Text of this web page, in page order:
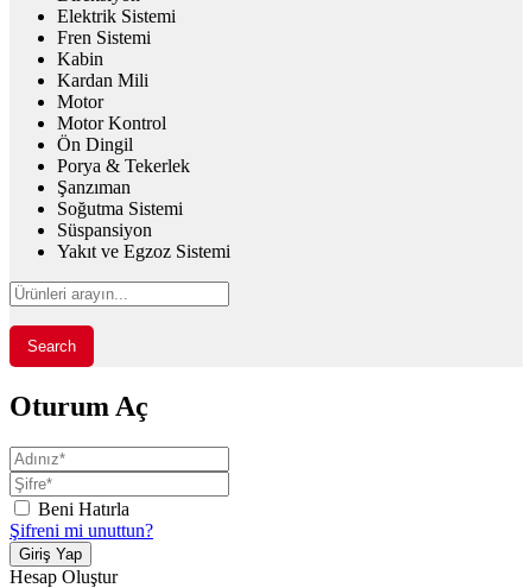
Elektrik Sistemi
Fren Sistemi
Kabin
Kardan Mili
Motor
Motor Kontrol
Ön Dingil
Porya & Tekerlek
Şanzıman
Soğutma Sistemi
Süspansiyon
Yakıt ve Egzoz Sistemi
Search
Oturum Aç
Beni Hatırla
Şifreni mi unuttun?
Hesap Oluştur